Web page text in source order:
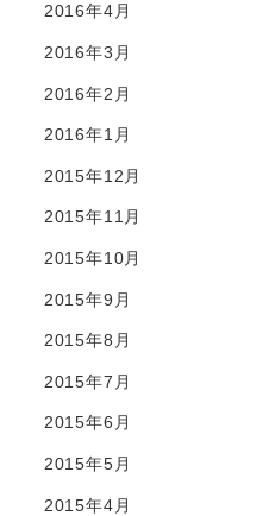
2016年4月
2016年3月
2016年2月
2016年1月
2015年12月
2015年11月
2015年10月
2015年9月
2015年8月
2015年7月
2015年6月
2015年5月
2015年4月